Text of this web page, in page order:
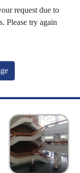
request due to
Please try again